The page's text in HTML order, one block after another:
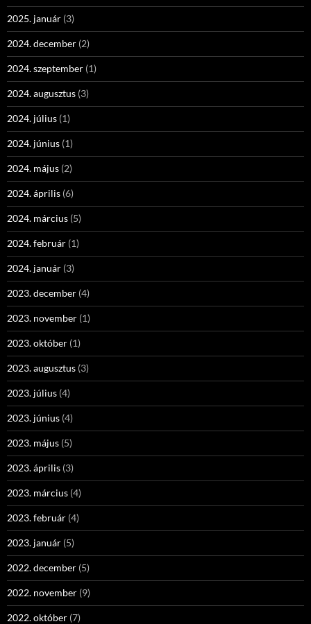
2025. január (3)
2024. december (2)
2024. szeptember (1)
2024. augusztus (3)
2024. július (1)
2024. június (1)
2024. május (2)
2024. április (6)
2024. március (5)
2024. február (1)
2024. január (3)
2023. december (4)
2023. november (1)
2023. október (1)
2023. augusztus (3)
2023. július (4)
2023. június (4)
2023. május (5)
2023. április (3)
2023. március (4)
2023. február (4)
2023. január (5)
2022. december (5)
2022. november (9)
2022. október (7)